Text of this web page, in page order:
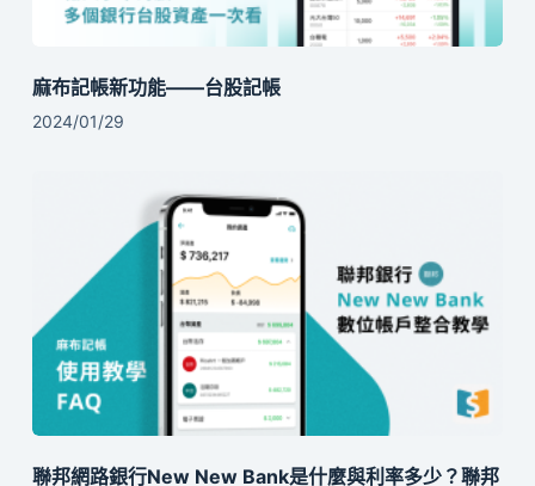
麻布記帳新功能——台股記帳
2024/01/29
聯邦網路銀行New New Bank是什麼與利率多少？聯邦